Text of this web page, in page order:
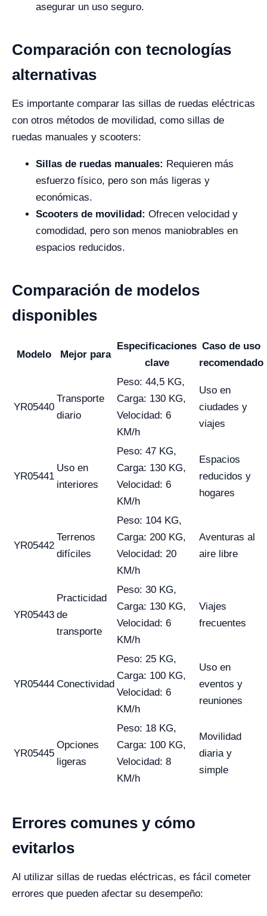
asegurar un uso seguro.
Comparación con tecnologías
alternativas
Es importante comparar las sillas de ruedas eléctricas
con otros métodos de movilidad, como sillas de
ruedas manuales y scooters:
Sillas de ruedas manuales: Requieren más
esfuerzo físico, pero son más ligeras y
económicas.
Scooters de movilidad: Ofrecen velocidad y
comodidad, pero son menos maniobrables en
espacios reducidos.
Comparación de modelos
disponibles
Modelo Mejor para
Especificaciones
clave
Caso de uso
recomendado
YR05440
Transporte
diario
Peso: 44,5 KG,
Carga: 130 KG,
Velocidad: 6
KM/h
Uso en
ciudades y
viajes
YR05441
Uso en
interiores
Peso: 47 KG,
Carga: 130 KG,
Velocidad: 6
KM/h
Espacios
reducidos y
hogares
YR05442
Terrenos
difíciles
Peso: 104 KG,
Carga: 200 KG,
Velocidad: 20
KM/h
Aventuras al
aire libre
YR05443
Practicidad
de
transporte
Peso: 30 KG,
Carga: 130 KG,
Velocidad: 6
KM/h
Viajes
frecuentes
YR05444 Conectividad
Peso: 25 KG,
Carga: 100 KG,
Velocidad: 6
KM/h
Uso en
eventos y
reuniones
YR05445
Opciones
ligeras
Peso: 18 KG,
Carga: 100 KG,
Velocidad: 8
KM/h
Movilidad
diaria y
simple
Errores comunes y cómo
evitarlos
Al utilizar sillas de ruedas eléctricas, es fácil cometer
errores que pueden afectar su desempeño: